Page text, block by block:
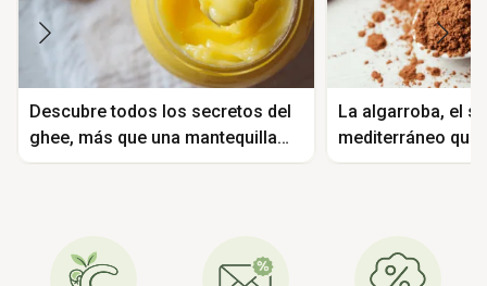
Descubre todos los secretos del
ghee, más que una mantequilla
clarificada
La algarroba, el
mediterráneo que
cacao